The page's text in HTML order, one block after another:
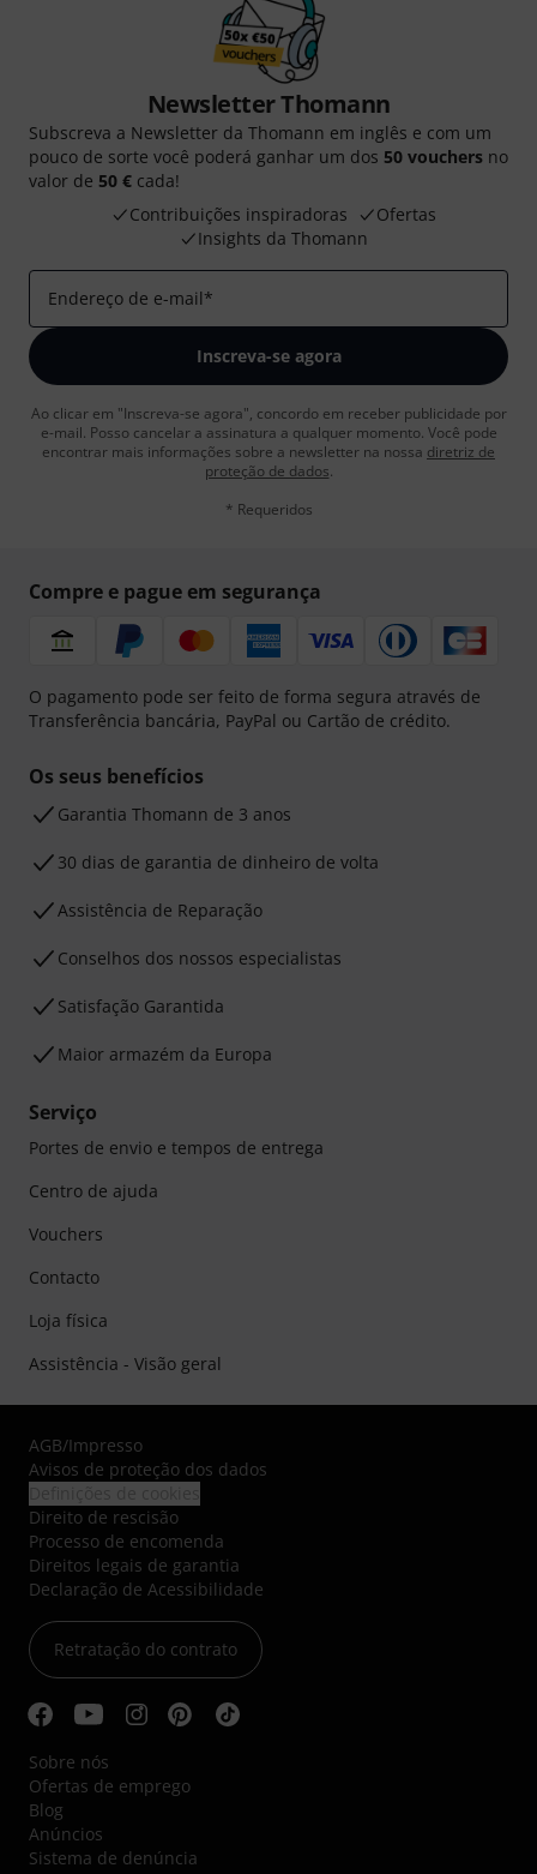
Newsletter Thomann
Subscreva a Newsletter da Thomann em inglês e com um
pouco de sorte você poderá ganhar um dos 50 vouchers no
valor de 50 € cada!
Contribuições inspiradoras
Ofertas
Insights da Thomann
Endereço de e-mail*
Inscreva-se agora
Ao clicar em "Inscreva-se agora", concordo em receber publicidade por
e-mail. Posso cancelar a assinatura a qualquer momento. Você pode
encontrar mais informações sobre a newsletter na nossa diretriz de
proteção de dados.
* Requeridos
Compre e pague em segurança
O pagamento pode ser feito de forma segura através de
Transferência bancária, PayPal ou Cartão de crédito.
Os seus benefícios
Garantia Thomann de 3 anos
30 dias de garantia de dinheiro de volta
Assistência de Reparação
Conselhos dos nossos especialistas
Satisfação Garantida
Maior armazém da Europa
Serviço
Portes de envio e tempos de entrega
Centro de ajuda
Vouchers
Contacto
Loja física
Assistência - Visão geral
AGB/Impresso
Avisos de proteção dos dados
Direito de rescisão
Processo de encomenda
Direitos legais de garantia
Declaração de Acessibilidade
Retratação do contrato
Sobre nós
Ofertas de emprego
Blog
Anúncios
Sistema de denúncia